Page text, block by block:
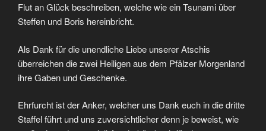
Flut an Glück beschreiben, welche wie ein Tsunami über
Steffen und Boris hereinbricht.
Als Dank für die unendliche Liebe unserer Atschis
überreichen die zwei Heiligen aus dem Pfälzer Morgenland
ihre Gaben und Geschenke.
Ehrfurcht ist der Anker, welcher uns Dank euch in die dritte
Staffel führt und uns zuversichtlicher denn je beweist, wie